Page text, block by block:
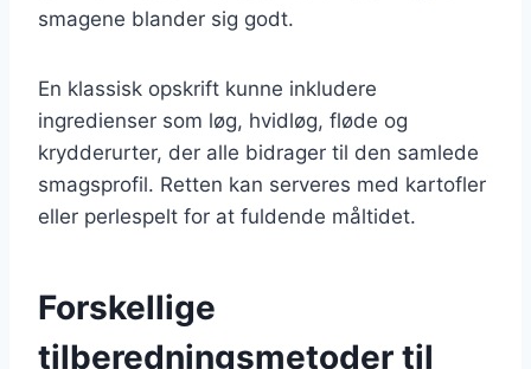
smagene blander sig godt.
En klassisk opskrift kunne inkludere
ingredienser som løg, hvidløg, fløde og
krydderurter, der alle bidrager til den samlede
smagsprofil. Retten kan serveres med kartofler
eller perlespelt for at fuldende måltidet.
Forskellige
tilberedningsmetoder til